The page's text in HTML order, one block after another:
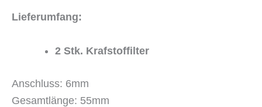
Lieferumfang:
2 Stk. Krafstoffilter
Anschluss: 6mm
Gesamtlänge: 55mm